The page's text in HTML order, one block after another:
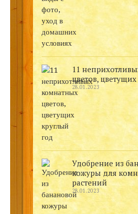
11
цветов,
28.01.2023
Удобрение из
кожуры для
растений
28.01.2023